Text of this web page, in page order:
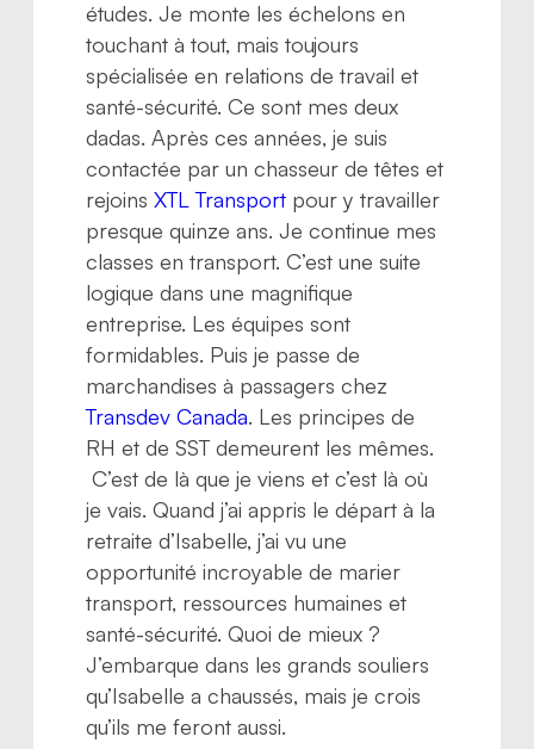
études. Je monte les échelons en
touchant à tout, mais toujours
spécialisée en relations de travail et
santé-sécurité. Ce sont mes deux
dadas. Après ces années, je suis
contactée par un chasseur de têtes et
rejoinsXTL Transport pour y travailler
presque quinze ans. Je continue mes
classes en transport. C’est une suite
logique dans une magnifique
entreprise. Les équipes sont
formidables. Puis je passe de
marchandises à passagers chez
Transdev Canada. Les principes de
RH et de SST demeurent les mêmes.
C’est de là que je viens et c’est là où
je vais. Quand j’ai appris le départ à la
retraite d’Isabelle, j’ai vu une
opportunité incroyable de marier
transport, ressources humaines et
santé-sécurité. Quoi de mieux ?
J’embarque dans les grands souliers
qu’Isabelle a chaussés, mais je crois
qu’ils me feront aussi.